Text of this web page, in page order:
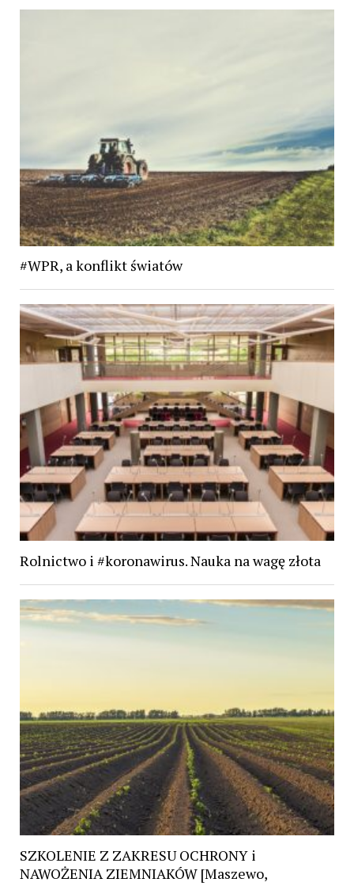
#WPR, a konflikt światów
Rolnictwo i #koronawirus. Nauka na wagę złota
SZKOLENIE Z ZAKRESU OCHRONY i
NAWOŻENIA ZIEMNIAKÓW [Maszewo,